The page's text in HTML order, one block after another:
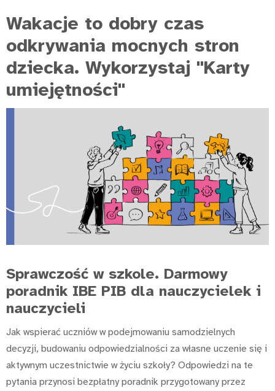
Wakacje to dobry czas
odkrywania mocnych stron
dziecka. Wykorzystaj "Karty
umiejętności"
Sprawczość w szkole. Darmowy
poradnik IBE PIB dla nauczycielek i
nauczycieli
Jak wspierać uczniów w podejmowaniu samodzielnych
decyzji, budowaniu odpowiedzialności za własne uczenie się i
aktywnym uczestnictwie w życiu szkoły? Odpowiedzi na te
pytania przynosi bezpłatny poradnik przygotowany przez